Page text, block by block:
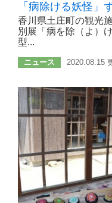
「病除ける妖怪
香川県土庄町の観光
別展「病を除（よ）
型...
ニュース 2020.08.15